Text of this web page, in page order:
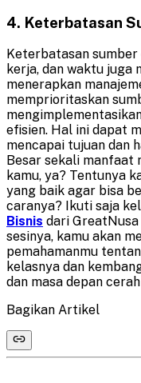
4. Keterbatasan
Keterbatasan
kerja, dan waktu juga
menerapkan
memprioritaskan
efisien. Hal ini dapat
mencapai tujuan dan
Besar sekali manfaat
kamu, ya? Tentunya
yang baik agar bisa
caranya? Ikuti saja
Bisnis dari
sesinya, kamu akan
pemahamanmu
kelasnya dan
dan masa depan
Bagikan Artikel